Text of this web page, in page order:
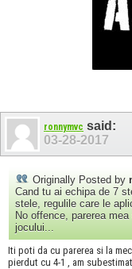
ronnymvc said:
03-28-2017
Originally Posted by
Cand tu ai echipa de 7
stele, regulile care le
No offence, parerea
jocului...
Iti poti da cu parerea si la
pierdut cu 4-1 , am